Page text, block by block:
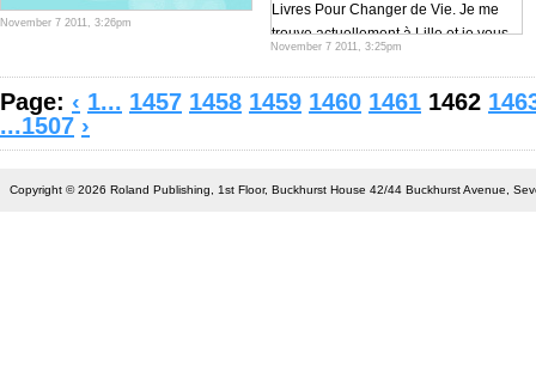
November 7 2011, 3:26pm
Livres Pour Changer de Vie. Je me
trouve actuellement à Lille et je vous
fais cette vidéo rapidement pour vous
parler d’un livre exceptionnel qui vient
juste d’être publié officiellement en
d’Ayn Rand. C’est un livre dont je
November 7 2011, 3:25pm
Page: ‹ 1... 1457 1458 1459 1460 1461 1462
...1507 ›
Copyright © 2026 Roland Publishing, 1st Floor, Buckhurst House 42/44 Buckhurst Avenue,